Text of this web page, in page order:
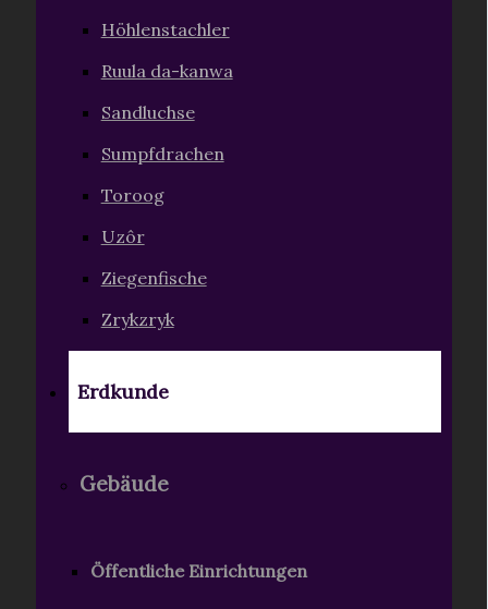
Höhlenstachler
Ruula da-kanwa
Sandluchse
Sumpfdrachen
Toroog
Uzôr
Ziegenfische
Zrykzryk
Erdkunde
Gebäude
Öffentliche Einrichtungen